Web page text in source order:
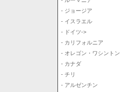
- ジョージア
- イスラエル
- ドイツ->
- カリフォルニア
- オレゴン・ワシントン
- カナダ
- チリ
- アルゼンチン